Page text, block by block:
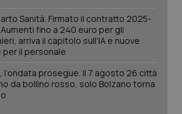
Sanità. Firmato il contratto 2025-
fino a 240 euro per gli
arriva il capitolo sull'IA e nuove
il personale
l’ondata prosegue. Il 7 agosto 26 città
da bollino rosso, solo Bolzano torna